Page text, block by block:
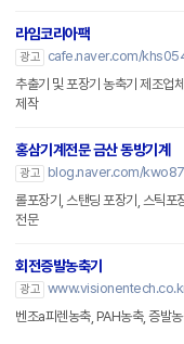
라임코리아팩
광고
cafe.naver.com/
추출기 및 포장기 농축기 제조업
제작
홍삼기계전문 금산 동방기계
광고
blog.naver.com/
롤포장기, 스탠딩 포장기, 스틱포
전문
회전증발농축기
광고
벤조a피렌농축, PAH농축, 증발농